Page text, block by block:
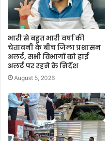
भारी से बहुत भारी वर्षा की
चेतावनी के बीच जिला प्रशासन
अलर्ट, सभी विभागों को हाई
अलर्ट पर रहने के निर्देश
August 5, 2026